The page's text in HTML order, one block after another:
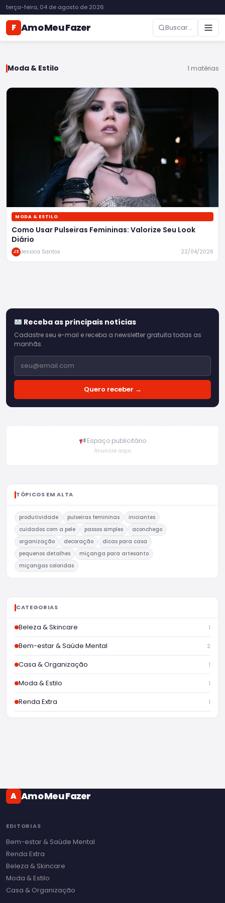
terça-feira, 04 de agosto de 2026
F Amo Meu Fazer Buscar...
Moda & Estilo 1 matérias
MODA & ESTILO
Como Usar Pulseiras Femininas: Valorize Seu Look
Diário
JS Jessica Santos 22/04/2026
Receba as principais notícias
Cadastre seu e-mail e receba a newsletter gratuita todas as
manhãs.
Quero receber →
Espaço publicitário
Anuncie aqui
TÓPICOS EM ALTA
produtividade pulseiras femininas
iniciantes
cuidados com a pele
passos simples
aconchego
organização
decoração
dicas para casa
pequenos detalhes
miçanga para artesanto
miçangas coloridas
CATEGORIAS
Beleza & Skincare 1
Bem-estar & Saúde Mental 2
Casa & Organização 1
Moda & Estilo 1
Renda Extra 1
A Amo Meu Fazer
EDITORIAS
Bem-estar & Saúde Mental
Renda Extra
Beleza & Skincare
Moda & Estilo
Casa & Organização